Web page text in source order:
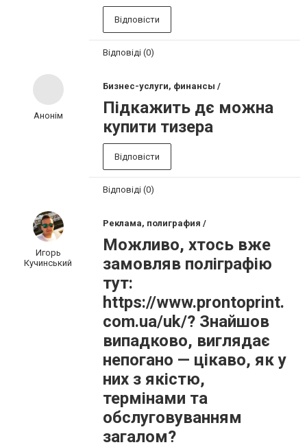
Відповісти
Відповіді (0)
Анонім
Бизнес-услуги, финансы /
Підкажить дє можна
купити тизера
Відповісти
Відповіді (0)
Игорь
Кучинський
Реклама, полиграфия /
Можливо, хтось вже
замовляв поліграфію
тут:
https://www.prontoprint.
com.ua/uk/? Знайшов
випадково, виглядає
непогано — цікаво, як у
них з якістю,
термінами та
обслуговуванням
загалом?